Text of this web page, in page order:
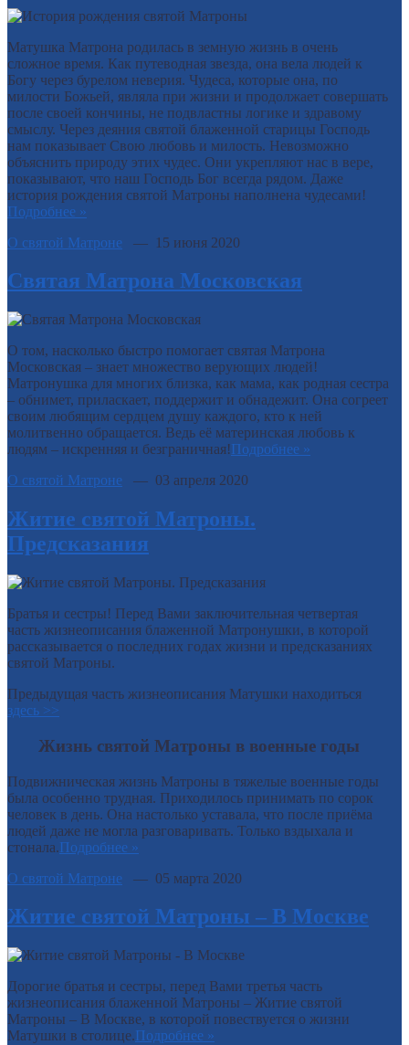
Матушка Матрона родилась в земную жизнь в очень
сложное время. Как путеводная звезда, она вела людей к
Богу через бурелом неверия. Чудеса, которые она, по
милости Божьей, являла при жизни и продолжает совершать
после своей кончины, не подвластны логике и здравому
смыслу. Через деяния святой блаженной старицы Господь
нам показывает Свою любовь и милость. Невозможно
объяснить природу этих чудес. Они укрепляют нас в вере,
показывают, что наш Господь Бог всегда рядом. Даже
история рождения святой Матроны наполнена чудесами!
Подробнее »
О святой Матроне — 15 июня 2020
Святая Матрона Московская
О том, насколько быстро помогает святая Матрона
Московская – знает множество верующих людей!
Матронушка для многих близка, как мама, как родная сестра
– обнимет, приласкает, поддержит и обнадежит. Она согреет
своим любящим сердцем душу каждого, кто к ней
молитвенно обращается. Ведь её материнская любовь к
людям – искренняя и безграничная!Подробнее »
О святой Матроне — 03 апреля 2020
Житие святой Матроны.
Предсказания
Братья и сестры! Перед Вами заключительная четвертая
часть жизнеописания блаженной Матронушки, в которой
рассказывается о последних годах жизни и предсказаниях
святой Матроны.
Предыдущая часть жизнеописания Матушки находиться
здесь >>
Жизнь святой Матроны в военные годы
Подвижническая жизнь Матроны в тяжелые военные годы
была особенно трудная. Приходилось принимать по сорок
человек в день. Она настолько уставала, что после приёма
людей даже не могла разговаривать. Только вздыхала и
стонала.Подробнее »
О святой Матроне — 05 марта 2020
Житие святой Матроны – В Москве
Дорогие братья и сестры, перед Вами третья часть
жизнеописания блаженной Матроны – Житие святой
Матроны – В Москве, в которой повествуется о жизни
Матушки в столице.Подробнее »